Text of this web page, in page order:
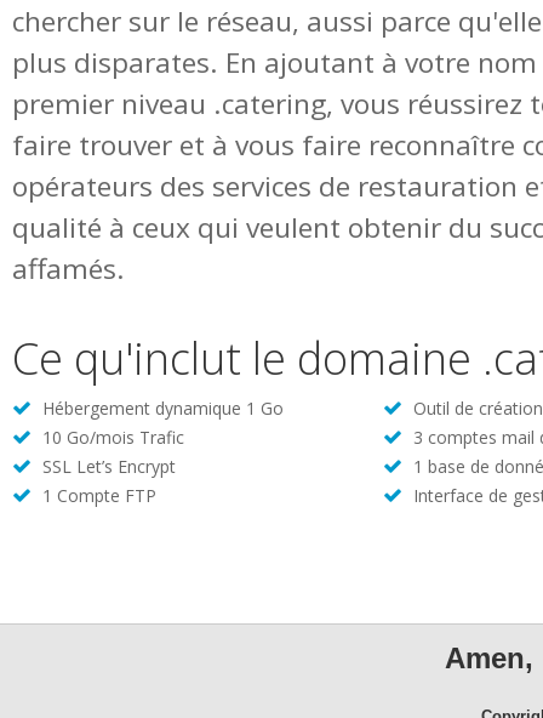
chercher sur le réseau, aussi parce
plus disparates. En ajoutant à votre
premier niveau .catering, vous réussirez
faire trouver et à vous faire reconnaître
opérateurs des services de restauration
qualité à ceux qui veulent obtenir du
affamés.
Ce qu'inclut le domaine
Hébergement dynamique 1 Go
Outil de
10 Go/mois Trafic
3 comptes mail
SSL Let’s Encrypt
1 base de
1 Compte FTP
Interface de